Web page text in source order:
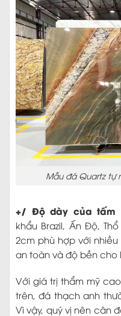
Mẫu đá Quartz tự
+/ Độ dày của tấm
khẩu Brazil, Ấn Độ,
2cm phù hợp với
an toàn và độ bền cho
Với giá trị thẩm mỹ
trên, đá thạch anh
Vì vậy, quý vị nên cân